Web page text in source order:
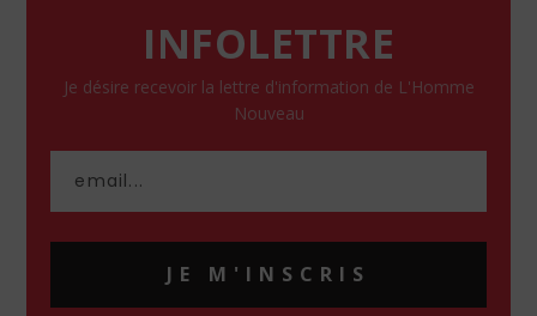
INFOLETTRE
Je désire recevoir la lettre d'information de L'Homme
Nouveau
JE M'INSCRIS